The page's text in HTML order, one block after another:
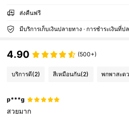
ส่งคืนฟรี
4.90 (500+)
บริการดี(2) สีเหมือนกัน(2) พกพาสะด
p***g
สวยมาก